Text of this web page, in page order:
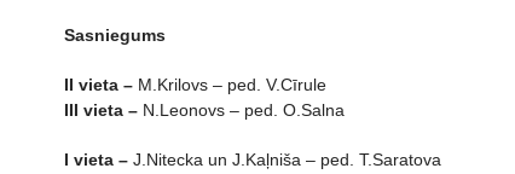
Sasniegums
II vieta – M.Krilovs – ped. V.Cīrule
III vieta – N.Leonovs – ped. O.Salna
I vieta – J.Nitecka un J.Kaļniša – ped. T.Saratova